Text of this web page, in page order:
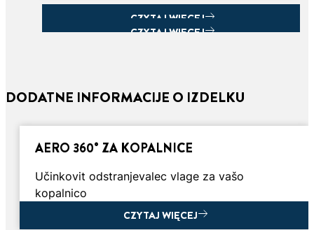
3 minut
do
4 KROKI POZWALAJĄCE NA DOBRE
CZYTAJ WIĘCEJ
3 minut
końca
CZYTAJ WIĘCEJ
DODATNE INFORMACIJE O IZDELKU
AERO 360° ZA KOPALNICE
Učinkovit odstranjevalec vlage za vašo
kopalnico
CZYTAJ WIĘCEJ